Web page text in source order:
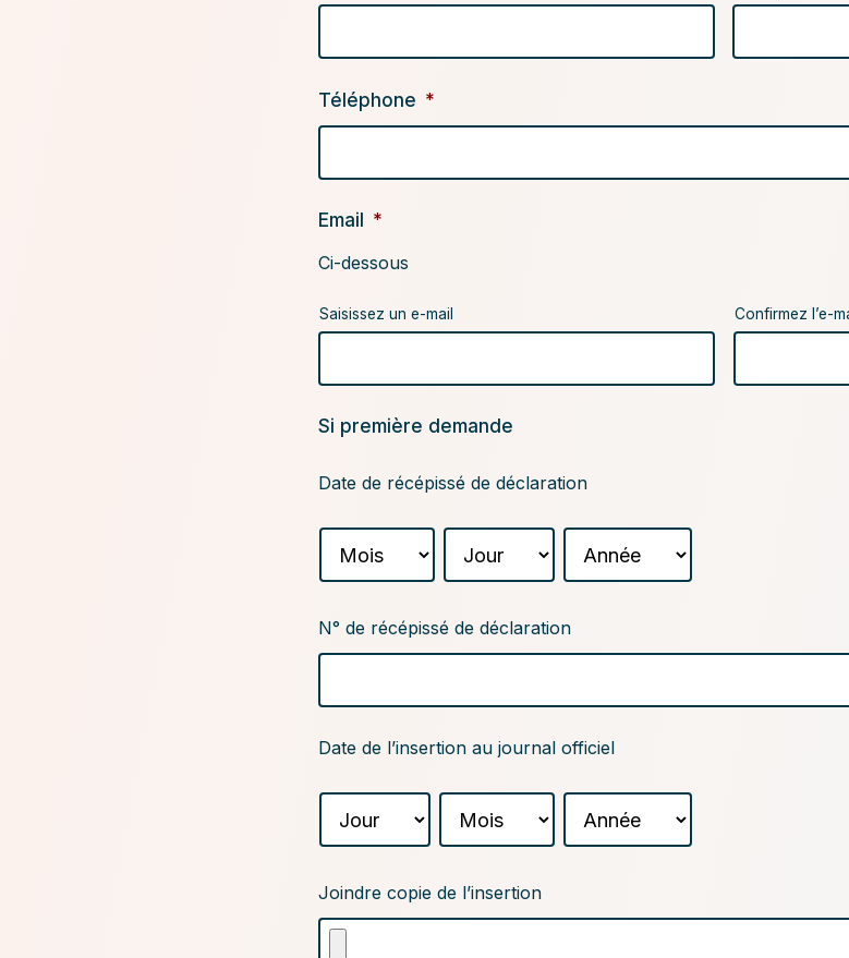
Téléphone *
Email
*
Ci-dessous
Saisissez un e-mail Confirmez l’e-
Si première demande
Date de récépissé de déclaration
Mois Jour Année
N°
de
de
N° de récépissé de déclaration
Date
l'insertion
journal
Date de l’insertion au journal officiel
Jour Mois Année
Joindre
copie
Joindre copie de l’insertion